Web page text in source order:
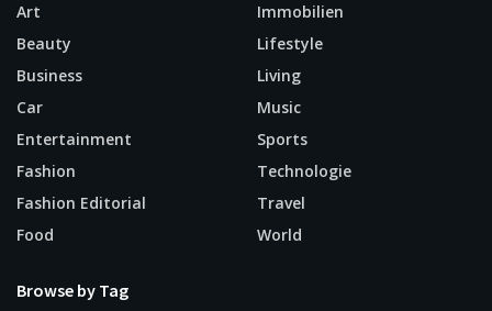
Art
Beauty
Business
Car
Entertainment
Fashion
Fashion Editorial
Food
Immobilien
Lifestyle
Living
Music
Sports
Technologie
Travel
World
Browse by Tag